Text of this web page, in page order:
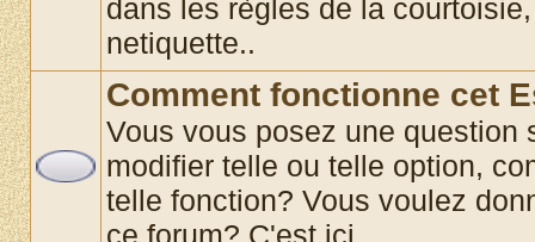
dans les règles de la
netiquette..
Comment fonctionne cet
Vous vous posez une question
modifier telle ou telle option,
telle fonction? Vous voulez
ce forum? C'est ici............